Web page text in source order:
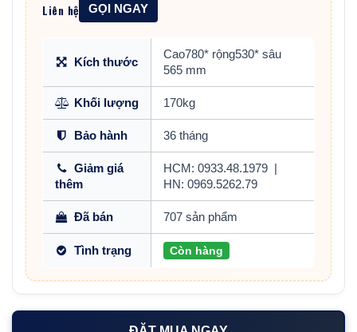
Liên hệ GỌI NGAY
Kích thước
Cao780* rộng530* sâu
565 mm
Khối lượng 170kg
Bảo hành 36 tháng
Giảm giá
thêm
HCM: 0933.48.1979
HN: 0969.5262.79
Đã bán 707 sản phẩm
Tình trạng Còn hàng